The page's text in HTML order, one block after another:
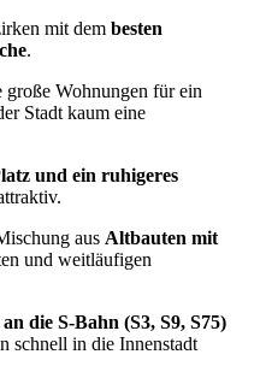
mit dem besten
.
Wohnungen für ein
Stadt kaum eine
und ein ruhigeres
aus Altbauten mit
und weitläufigen
die S-Bahn (S3, S9, S75)
schnell in die Innenstadt